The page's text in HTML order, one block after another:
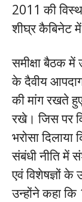
2011 की
शीघ्र कैबिनेट में
समीक्षा बैठक
के दैवीय
की मांग रखते
रखे। जिस पर
भरोसा दिलाया
संबंधी नीति में
एवं विशेषज्ञों के
उन्होंने कहा कि